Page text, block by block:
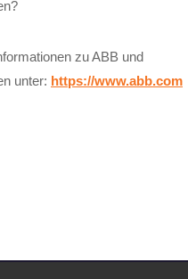
zu ABB und
unter: https://www.abb.com